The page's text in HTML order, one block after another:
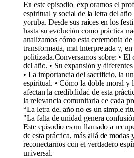
En este episodio, exploramos el
espiritual y social de la letra del
yoruba. Desde sus raíces en los
hasta su evolución como práctica
analizamos cómo esta ceremonia
transformada, mal interpretada y, en
politizada.Conversamos sobre: • El
del año. • Su expansión y
• La importancia del sacrificio, la
espiritual. • Cómo la doble moral y
afectan la credibilidad de esta
la relevancia comunitaria de cada
“La letra del año no es un simple
"La falta de unidad genera
Este episodio es un llamado a
de esta práctica, más allá de modas
reconectarnos con el verdadero
universal.